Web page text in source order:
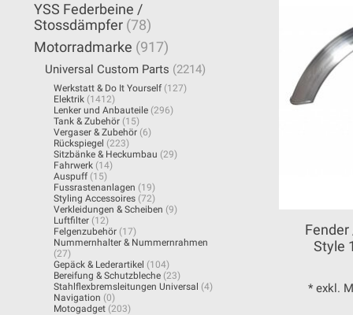
YSS Federbeine /
Stossdämpfer (78)
Motorradmarke (917)
Universal Custom Parts (2214)
Werkstatt & Do It Yourself (127)
Elektrik (1412)
Lenker und Anbauteile (296)
Tank & Zubehör (15)
Vergaser & Zubehör (6)
Rückspiegel (223)
Sitzbänke & Heckumbau (29)
Fahrwerk (14)
Auspuff (15)
Fussrastenanlagen (19)
Styling Accessoires (72)
Verkleidungen & Scheiben (9)
Luftfilter (12)
Felgenzubehör (17)
Nummernhalter & Nummernrahmen
(27)
Gepäck & Lederartikel (104)
Bereifung & Schutzbleche (23)
Stahlflexbremsleitungen Universal (4)
Navigation (0)
Motogadget (203)
Style
* exkl.